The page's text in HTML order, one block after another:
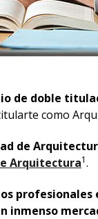
de doble
como
de
Arquitectura1.
profesionales
inmenso